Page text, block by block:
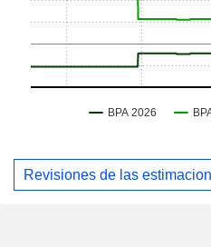
Revisiones de las